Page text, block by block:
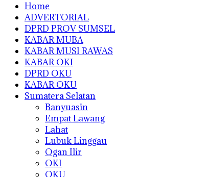
Home
ADVERTORIAL
DPRD PROV SUMSEL
KABAR MUBA
KABAR MUSI RAWAS
KABAR OKI
DPRD OKU
KABAR OKU
Sumatera Selatan
Banyuasin
Empat Lawang
Lahat
Lubuk Linggau
Ogan Ilir
OKI
OKU